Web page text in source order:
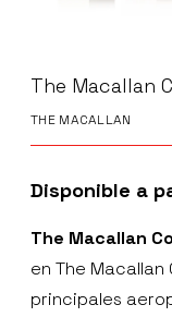
The Macallan
THE MACALLAN
Disponible a
The Macallan
en The Macallan
principales